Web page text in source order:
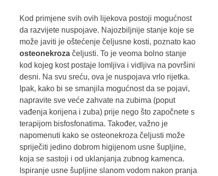
Kod primjene svih ovih lijekova postoji mogućnost
da razvijete nuspojave. Najozbiljnije stanje koje se
može javiti je oštećenje čeljusne kosti, poznato kao
osteonekroza čeljusti. To je veoma bolno stanje
kod kojeg kost postaje lomljiva i vidljiva na površini
desni. Na svu sreću, ova je nuspojava vrlo rijetka.
Ipak, kako bi se smanjila mogućnost da se pojavi,
napravite sve veće zahvate na zubima (poput
vađenja korijena i zuba) prije nego što započnete s
terapijom bisfosfonatima. Također, važno je
napomenuti kako se osteonekroza čeljusti može
spriječiti jedino dobrom higijenom usne šupljine,
koja se sastoji i od uklanjanja zubnog kamenca.
Ispiranje usne šupljine slanom vodom nakon pranja